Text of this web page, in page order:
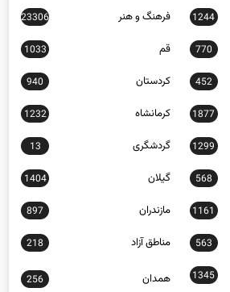
770 قم 1033
452 کردستان 940
1877 کرمانشاه 1232
1299 گردشگری 13
568 گیلان 1404
1161 مازندران 897
563 مناطق آزاد 218
1345
256
30